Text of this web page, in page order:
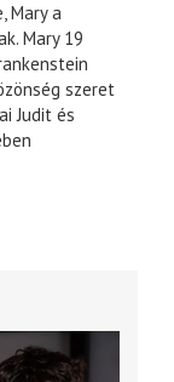
Mary a
Mary 19
szeret
Judit és